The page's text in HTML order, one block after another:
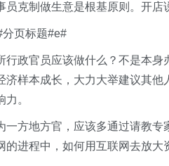
员克制做生意是根基原则。开店
分页标题#e#
行政官员应该做什么？不是本
济样本成长，大力大举建议其
力。
一方地方官，应该多通过请教
的进程中，如何用互联网去放大